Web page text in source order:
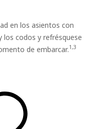
en los asientos con
los codos y refrésquese
de embarcar.1,3